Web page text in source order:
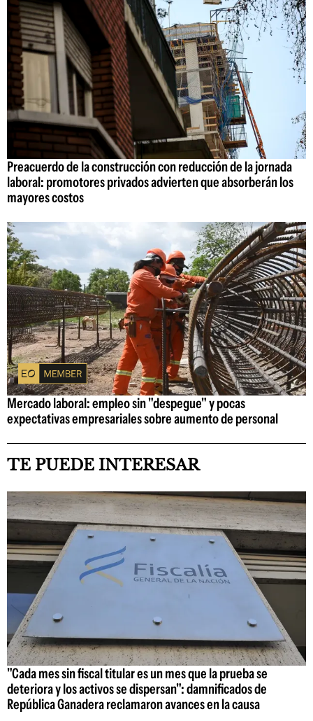
Preacuerdo de la construcción con reducción de la jornada
laboral: promotores privados advierten que absorberán los
mayores costos
Mercado laboral: empleo sin "despegue" y pocas
expectativas empresariales sobre aumento de personal
TE PUEDE INTERESAR
"Cada mes sin fiscal titular es un mes que la prueba se
deteriora y los activos se dispersan": damnificados de
República Ganadera reclamaron avances en la causa